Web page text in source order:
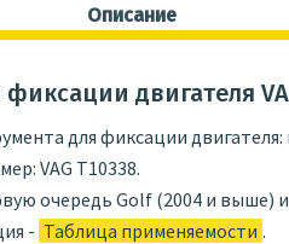
Описание
двигателя
для фиксации
VAG T10338.
очередь Golf (2004 и выше) и
- Таблица применяемости .